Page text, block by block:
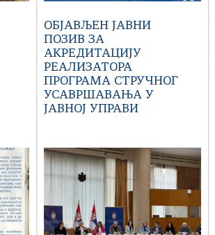
ОБЈАВЉЕН ЈАВНИ
ПОЗИВ ЗА
АКРЕДИТАЦИЈУ
РЕАЛИЗАТОРА
ПРОГРАМА СТРУЧНОГ
УСАВРШАВАЊА У
ЈАВНОЈ УПРАВИ